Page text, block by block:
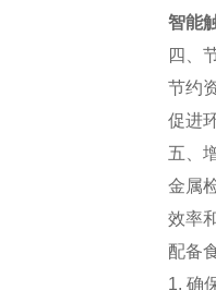
智能
四、
节约
促进
五、
金属
效率
配备
1. 确